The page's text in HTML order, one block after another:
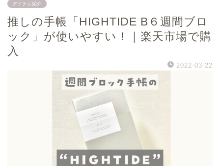
アイテム紹介
推しの手帳「HIGHTIDE B６週間ブロ
ック」が使いやすい！｜楽天市場で購
入
2022-03-22